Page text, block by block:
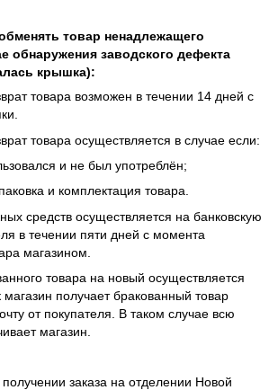
товар ненадлежащего
обнаружения заводского дефекта
крышка):
товара возможен в течении 14 дней с
товара осуществляется в случае если:
и не был употреблён;
и комплектация товара.
средств осуществляется на банковскую
в течении пяти дней с момента
магазином.
товара на новый осуществляется
магазин получает бракованный товар
от покупателя. В таком случае всю
магазин.
получении заказа на отделении Новой